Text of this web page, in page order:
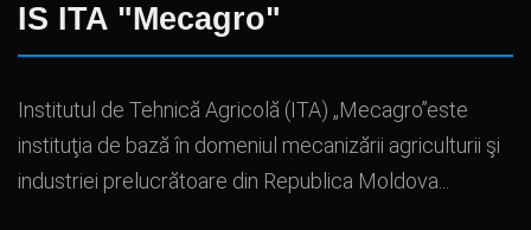
IS ITA "Mecagro"
Institutul de Tehnică Agricolă (ITA) „Mecagro”este
instituţia de bază în domeniul mecanizării agriculturii şi
industriei prelucrătoare din Republica Moldova...